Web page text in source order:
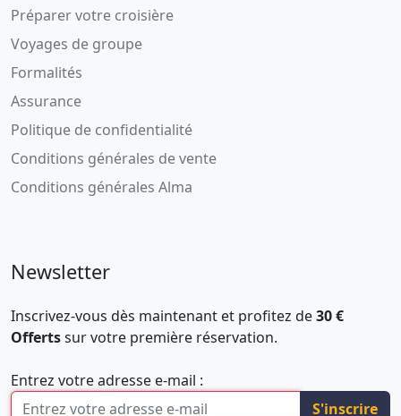
Préparer votre croisière
Voyages de groupe
Formalités
Assurance
Politique de confidentialité
Conditions générales de vente
Conditions générales Alma
Newsletter
Inscrivez-vous dès maintenant et profitez de30 €
Offertssur votre première réservation.
Entrez votre adresse e-mail :
S'inscrire